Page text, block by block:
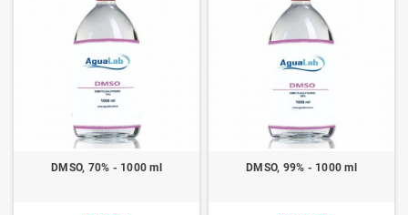
DMSO, 70% - 1000 ml DMSO, 99% - 1000 ml